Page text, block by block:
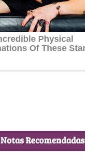
Notas Recomendadas